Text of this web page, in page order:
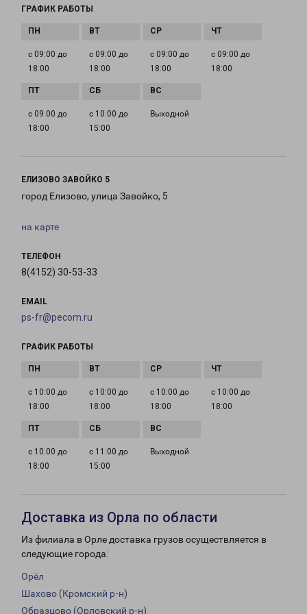
ГРАФИК РАБОТЫ
с 09:00 до
18:00
с 09:00 до
18:00
с 09:00 до
18:00
с 09:00 до
18:00
с 09:00 до
18:00
с 10:00 до
15:00
Выходной
ЕЛИЗОВО ЗАВОЙКО 5
город Елизово, улица Завойко, 5
на карте
ТЕЛЕФОН
8(4152) 30-53-33
EMAIL
ps-fr@pecom.ru
ГРАФИК РАБОТЫ
с 10:00 до
18:00
с 10:00 до
18:00
с 10:00 до
18:00
с 10:00 до
18:00
с 10:00 до
18:00
с 11:00 до
15:00
Выходной
Доставка из Орла по области
Из филиала в Орле доставка грузов осуществляется в
следующие города:
Орёл
Шахово (Кромский р-н)
Образцово (Орловский р-н)